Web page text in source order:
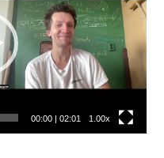
00:00| 02:01 1.00x